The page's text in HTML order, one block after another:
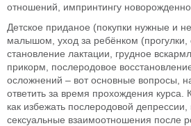
отношений, импринтингу
Детское приданое (покупки нужные и
малышом, уход за ребёнком (прогулки,
становление лактации, грудное
прикорм, послеродовое
осложнений – вот основные вопросы,
ответить за время прохождения курса.
как избежать послеродовой
сексуальные взаимоотношения после